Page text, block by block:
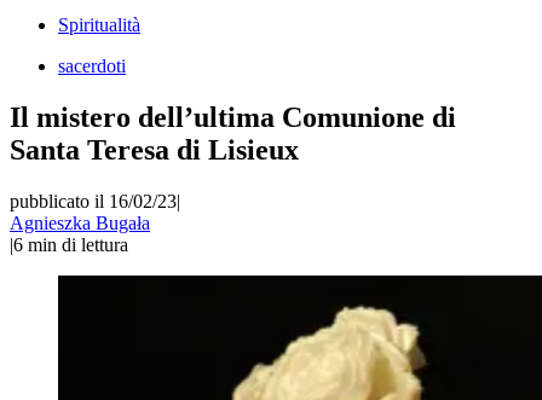
Spiritualità
sacerdoti
Il mistero dell’ultima Comunione di
Santa Teresa di Lisieux
pubblicato il 16/02/23|
Agnieszka Bugała
|6 min di lettura